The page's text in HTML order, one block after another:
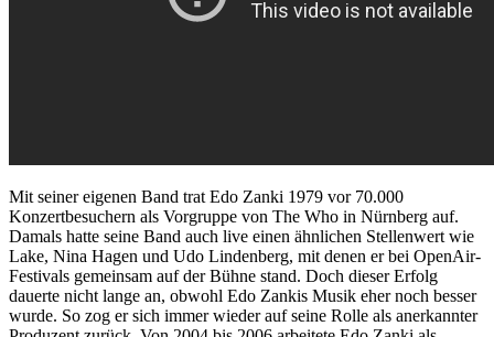
Mit seiner eigenen Band trat Edo Zanki 1979 vor 70.000
Konzertbesuchern als Vorgruppe von The Who in Nürnberg auf.
Damals hatte seine Band auch live einen ähnlichen Stellenwert wie
Lake, Nina Hagen und Udo Lindenberg, mit denen er bei OpenAir-
Festivals gemeinsam auf der Bühne stand. Doch dieser Erfolg
dauerte nicht lange an, obwohl Edo Zankis Musik eher noch besser
wurde. So zog er sich immer wieder auf seine Rolle als anerkannter